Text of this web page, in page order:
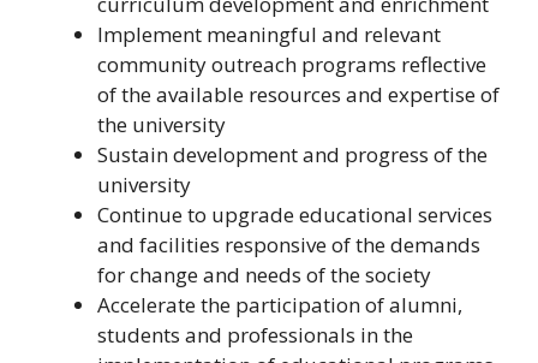
Implement meaningful and relevant
community outreach programs reflective
of the available resources and expertise of
the university
Sustain development and progress of the
university
Continue to upgrade educational services
and facilities responsive of the demands
for change and needs of the society
Accelerate the participation of alumni,
students and professionals in the